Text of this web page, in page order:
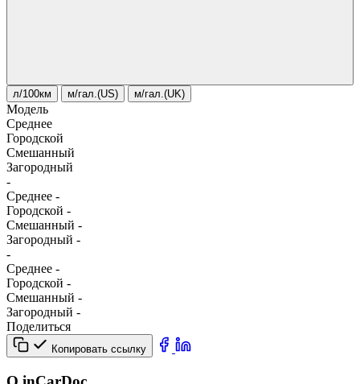
л/100км м/гал.(US) м/гал.(UK)
Модель
Среднее
Городской
Смешанный
Загородный
-
Среднее -
Городской -
Смешанный -
Загородный -
-
Среднее -
Городской -
Смешанный -
Загородный -
Поделиться
Копировать ссылку